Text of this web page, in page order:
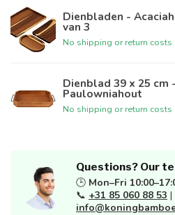
Dienbladen -
van 3
No shipping or return costs
Dienblad 39 x 25 cm -
Paulowniahout
No shipping or return costs
Questions? Our
🕒 Mon–Fri
📞 +31 85 060 88 53 |